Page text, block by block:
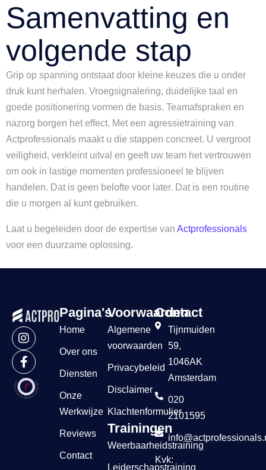
Samenvatting en
volgende stap
Grip op spanning ontstaat door kleine keuzes die u onder
druk kunt herhalen. Vroegsignalering, duidelijke taal en
goede positionering vormen de basis. Teamafspraken en
nazorg borgen het effect. Met een agressietraining van
Actprofessionals maakt u die stappen concreet. U vergroot
veiligheid, verkleint uitval en geeft uw team het vertrouwen
om ook in lastige momenten professioneel te blijven
handelen. Dat is geen belofte voor later. Dat is een routine
die u morgen al kunt gebruiken.
Laat u begeleiden door de expertise van Actprofessionals
voor een duurzame oplossing.
Pagina's
Home
Over ons
Diensten
Onze
Werkwijze
Reviews
Contact
Voorwaarden
Algemene
voorwaarden
Privacybeleid
Disclaimer
Klachtenformulier
Trainingen
Weerbaarheidstraining
Leiderschapstraining
Contact
Tijnmuiden
59,
1046AK
Amsterdam
020
2101595
Kvk: